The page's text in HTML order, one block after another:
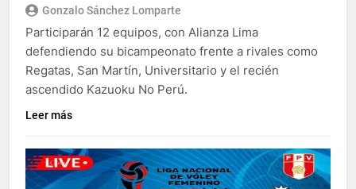
Gonzalo Sánchez Lomparte
Participarán 12 equipos, con Alianza Lima
defendiendo su bicampeonato frente a rivales como
Regatas, San Martín, Universitario y el recién
ascendido Kazuoku No Perú.
Leer más